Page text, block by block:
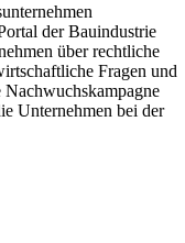
der Bauindustrie
über rechtliche
Fragen und
Unternehmen bei der